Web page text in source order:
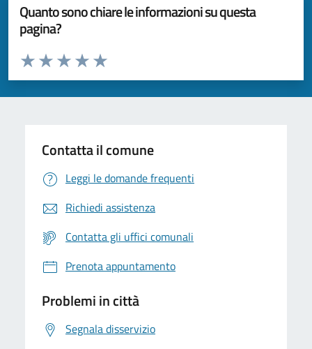
Quanto sono chiare le informazioni su questa
pagina?
Valuta da 1 a 5 stelle la pagina
Valuta 5 stelle su 5
Valuta 4 stelle su 5
Valuta 3 stelle su 5
Valuta 2 stelle su 5
Valuta 1 stelle su 5
Contatta il comune
Leggi le domande frequenti
Richiedi assistenza
Contatta gli uffici comunali
Prenota appuntamento
Problemi in città
Segnala disservizio